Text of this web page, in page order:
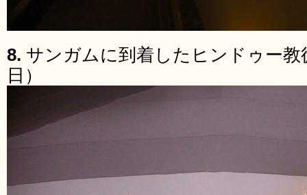
8. サンガムに到着したヒンドゥー教
日）